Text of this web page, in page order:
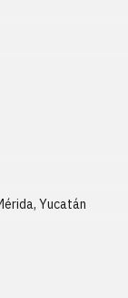
Yucatán